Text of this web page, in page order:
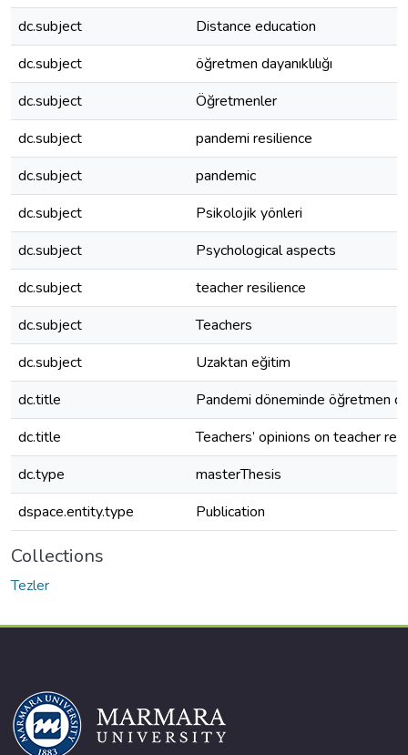
dc.subject
Distance education
dc.subject
öğretmen dayanıklılığı
dc.subject
Öğretmenler
dc.subject
pandemi resilience
dc.subject
pandemic
dc.subject
Psikolojik yönleri
dc.subject
Psychological aspects
dc.subject
teacher resilience
dc.subject
Teachers
dc.subject
Uzaktan eğitim
dc.title
Pandemi döneminde öğretmen
dc.title
Teachers’ opinions on teacher
dc.type
masterThesis
dspace.entity.type
Publication
Collections
Tezler